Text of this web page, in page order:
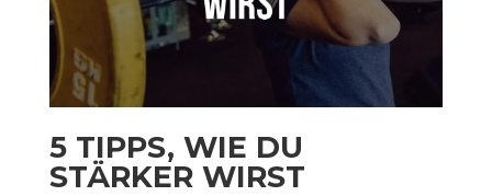
5 TIPPS, WIE DU
STÄRKER WIRST